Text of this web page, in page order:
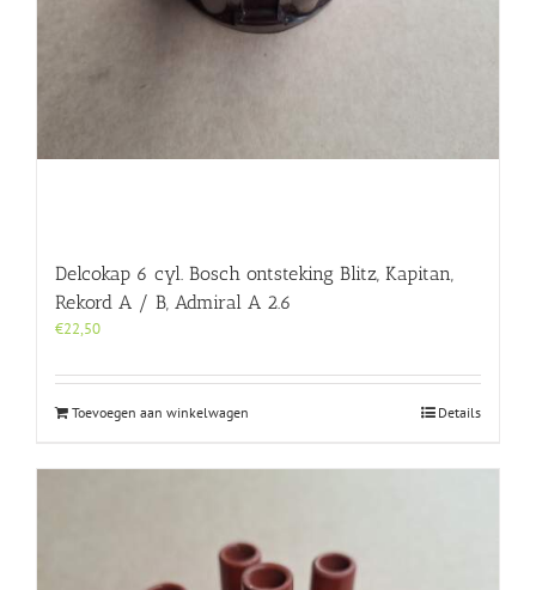
Delcokap 6 cyl. Bosch ontsteking Blitz, Kapitan,
Rekord A / B, Admiral A 2.6
€22,50
Toevoegen aan winkelwagen Details